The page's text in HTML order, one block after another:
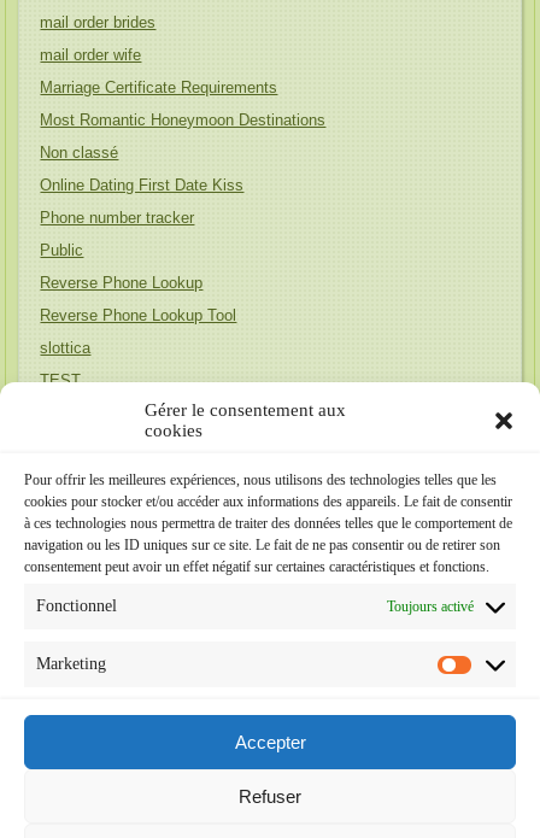
Gérer le consentement aux
cookies
Pour offrir les meilleures expériences, nous utilisons des technologies telles que les
cookies pour stocker et/ou accéder aux informations des appareils. Le fait de consentir
à ces technologies nous permettra de traiter des données telles que le comportement de
navigation ou les ID uniques sur ce site. Le fait de ne pas consentir ou de retirer son
consentement peut avoir un effet négatif sur certaines caractéristiques et fonctions.
Fonctionnel Toujours activé
Marketing
Accepter
Refuser
mail order brides
mail order wife
Marriage Certificate Requirements
Most Romantic Honeymoon Destinations
Non classé
Online Dating First Date Kiss
Phone number tracker
Public
Reverse Phone Lookup
Reverse Phone Lookup Tool
slottica
TEST
wife finder
Релевантна до бренда (Австралія)
Релевантна до бренда (Португалія)
Méta
Connexion